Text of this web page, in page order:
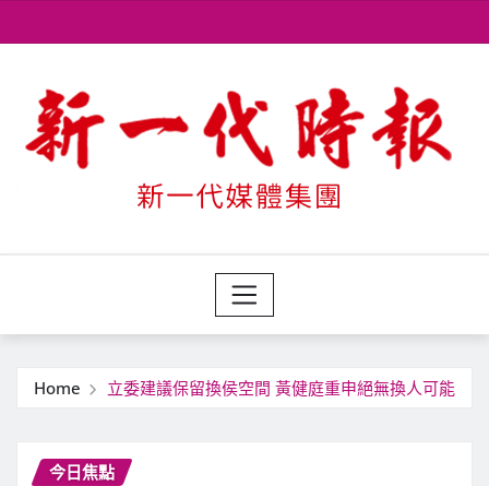
to
Home 立委建議保留換侯空間 黃健庭重申絕無換人可能
今日焦點